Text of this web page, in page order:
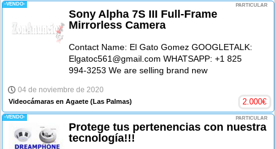
-VENDO- PARTICULAR
Sony Alpha 7S III Full-Frame
Mirrorless Camera
Contact Name: El Gato Gomez GOOGLETALK:
Elgatoc561@gmail.com WHATSAPP: +1 825
994-3253 We are selling brand new
04 de noviembre de 2020
Videocámaras en Agaete (Las Palmas) 2.000€
-VENDO- PARTICULAR
Protege tus pertenencias con nuestra
tecnología!!!